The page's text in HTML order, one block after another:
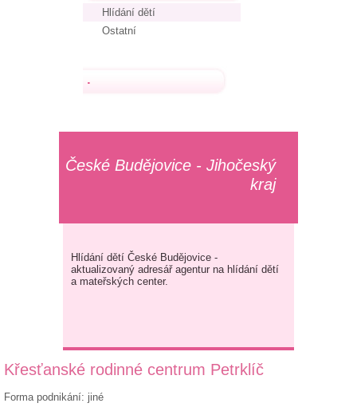
Hlídání dětí
Ostatní
.
České Budějovice - Jihočeský
kraj
Hlídání dětí České Budějovice -
aktualizovaný adresář agentur na hlídání dětí
a mateřských center.
Křesťanské rodinné centrum Petrklíč
Forma podnikání: jiné